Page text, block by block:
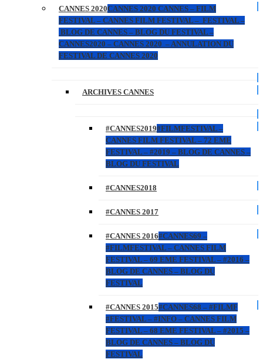
CANNES 2020CANNES 2020 CANNES – FILM
FESTIVAL – CANNES FILM FESTIVAL – FESTIVAL –
BLOG DE CANNES – BLOG DU FESTIVAL –
CANNES2020 – CANNES 2020 – ANNULATION DU
FESTIVAL DE CANNES 2020
ARCHIVES CANNES
#CANNES2019#FILMFESTIVAL –
CANNES FILM FESTIVAL – 72 EME
FESTIVAL – #2019 – BLOG DE CANNES –
BLOG DU FESTIVAL
#CANNES2018
#CANNES 2017
#CANNES 2016#CANNES69 –
#FILMFESTIVAL – CANNES FILM
FESTIVAL – 69 EME FESTIVAL – #2016 –
BLOG DE CANNES – BLOG DU
FESTIVAL
#CANNES 2015#CANNES68 – #FILMF
#FESTIVAL – #INFO – CANNES FILM
FESTIVAL – 68 EME FESTIVAL – #2015 –
BLOG DE CANNES – BLOG DU
FESTIVAL